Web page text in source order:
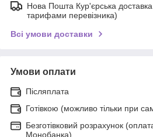
Нова Пошта Кур'єрська доставка
тарифами перевізника)
Всі умови доставки
Умови оплати
Післяплата
Готівкою (можливо тільки при
Безготівковий розрахунок
Монобанка)